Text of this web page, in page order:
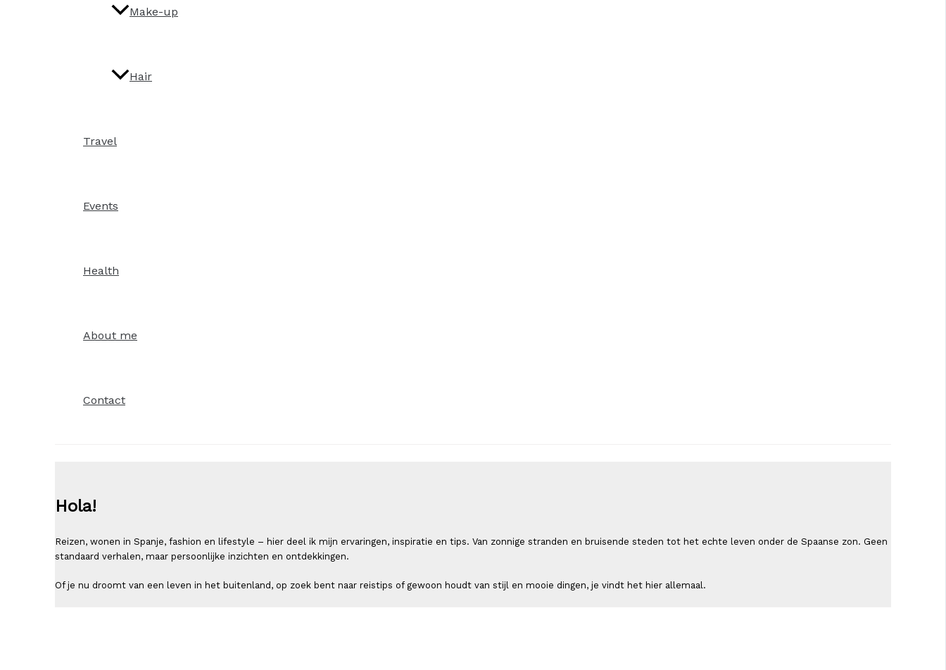
Make-up
Hair
Travel
Events
Health
About me
Contact
Hola!
Reizen, wonen in Spanje, fashion en lifestyle – hier deel ik mijn ervaringen, inspiratie en tips. Van zonnige stranden en bruisende steden tot het echte leven onder de Spaanse zon. Geen
standaard verhalen, maar persoonlijke inzichten en ontdekkingen.
Of je nu droomt van een leven in het buitenland, op zoek bent naar reistips of gewoon houdt van stijl en mooie dingen, je vindt het hier allemaal.